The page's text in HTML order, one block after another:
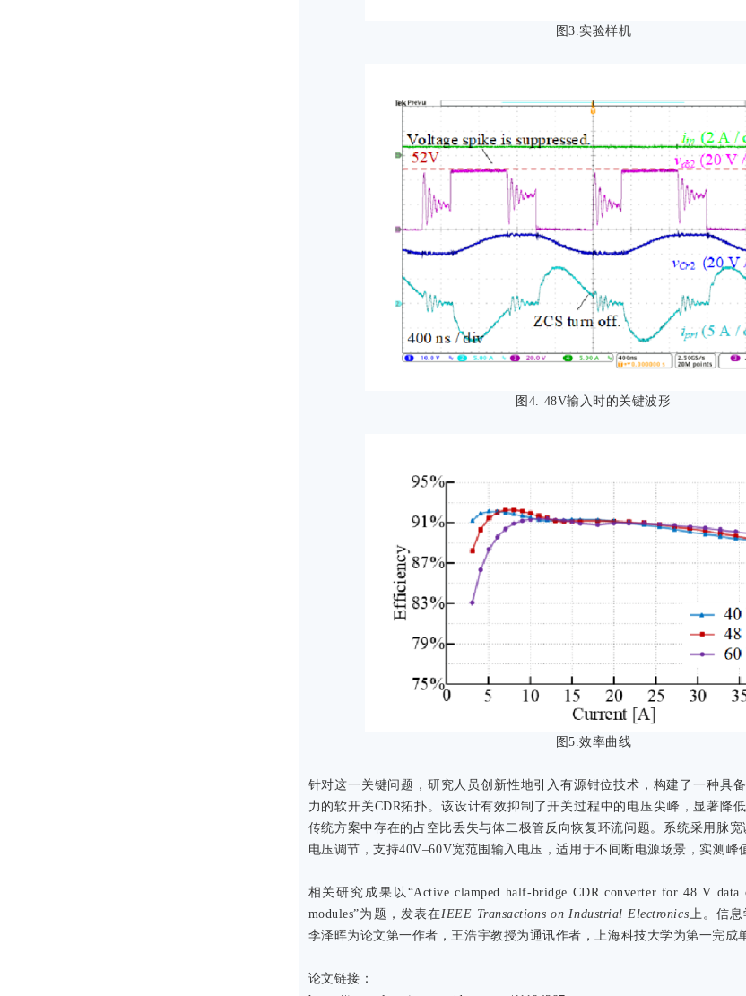
图3.实验样机
图4. 48V输入时的关键波形
图5.效率曲线
针对这一关键问题，研究人员创新性地引入有源钳位技术，构建了一种具
力的软开关CDR拓扑。该设计有效抑制了开关过程中的电压尖峰，显著降
传统方案中存在的占空比丢失与体二极管反向恢复环流问题。系统采用脉宽
电压调节，支持40V–60V宽范围输入电压，适用于不间断电源场景，实测峰
相关研究成果以“Active clamped half-bridge CDR converter for 48 V data
modules”为题，发表在IEEE Transactions on Industrial Electronics上。信息
李泽晖为论文第一作者，王浩宇教授为通讯作者，上海科技大学为第一完成
论文链接：